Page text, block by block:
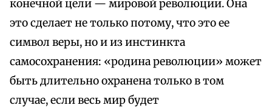
конечной цели — мировой революции. Она
это сделает не только потому, что это ее
символ веры, но и из инстинкта
самосохранения: «родина революции» может
быть длительно охранена только в том
случае, если весь мир будет